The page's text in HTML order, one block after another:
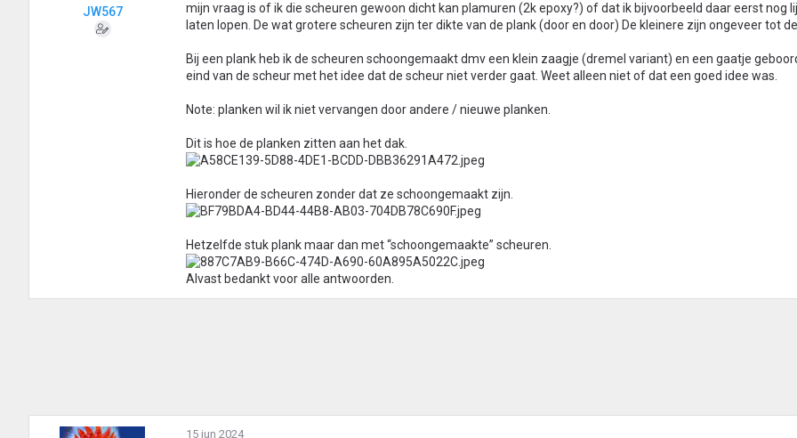
JW567
mijn vraag is of ik die scheuren gewoon dicht kan plamuren (2k epoxy?) of dat ik bijvoorbeeld daar eerst nog
laten lopen. De wat grotere scheuren zijn ter dikte van de plank (door en door) De kleinere zijn ongeveer tot
Bij een plank heb ik de scheuren schoongemaakt dmv een klein zaagje (dremel variant) en een gaatje
eind van de scheur met het idee dat de scheur niet verder gaat. Weet alleen niet of dat een goed idee was.
Note: planken wil ik niet vervangen door andere / nieuwe planken.
Dit is hoe de planken zitten aan het dak.
Hieronder de scheuren zonder dat ze schoongemaakt zijn.
Hetzelfde stuk plank maar dan met “schoongemaakte” scheuren.
Alvast bedankt voor alle antwoorden.
15 jun 2024